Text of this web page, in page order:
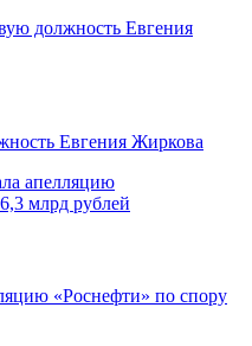
Евгения Жиркова
«Роснефти» по спору